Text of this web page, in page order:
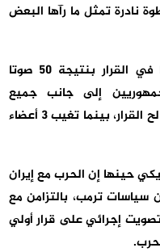
نادرة تمثل ما رآها البعض
وجاء التصويت الإجرائي للمضي قدما في القرار بنتيجة 50 صوتا
47 صوتا، حيث صوت 4 جمهوريين إلى جانب جميع
الديمقراطيين باستثناء عضو واحد لصالح القرار، بينما تغيب 3 أعضاء
حينها إن الحرب مع إيران
ترمب، بالتزامن مع
إجرائي على قرار أولي